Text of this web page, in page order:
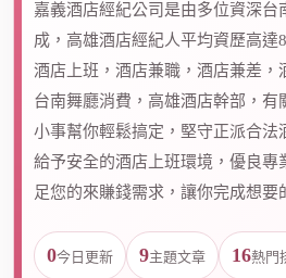
嘉義酒店經紀公司是由多位資深台
成，高雄酒店經紀人平均資歷高達
酒店上班，酒店兼職，酒店兼差，
台南舞廳消費，高雄酒店幹部，有
小事幫你輕鬆搞定，堅守正派合法
給予安全的酒店上班環境，優良專
足您的來賺錢需求，讓你完成想要
0今日更新 9主題文章 16熱門